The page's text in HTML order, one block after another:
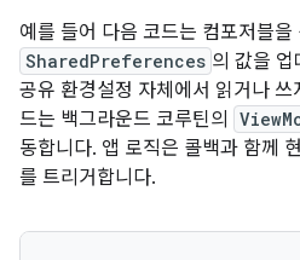
예를 들어 다음 코드는 컴포저블을
SharedPreferences 의 값을
공유 환경설정 자체에서 읽거나
드는 백그라운드 코루틴의
동합니다. 앱 로직은 콜백과 함께
를 트리거합니다.